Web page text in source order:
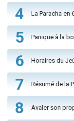
4 La Paracha en
5 Panique à la
6 Horaires du
7 Résumé de la
8 Avaler son